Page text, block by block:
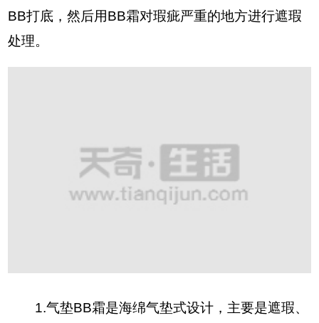
BB打底，然后用BB霜对瑕疵严重的地方进行遮瑕
处理。
1.气垫BB霜是海绵气垫式设计，主要是遮瑕、